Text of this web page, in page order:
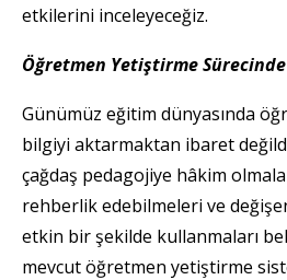
etkilerini inceleyeceğiz.
Öğretmen Yetiştirme
Günümüz eğitim dünyasında
bilgiyi aktarmaktan ibaret
çağdaş pedagojiye hâkim
rehberlik edebilmeleri ve
etkin bir şekilde kullanmaları
mevcut öğretmen yetiştirme